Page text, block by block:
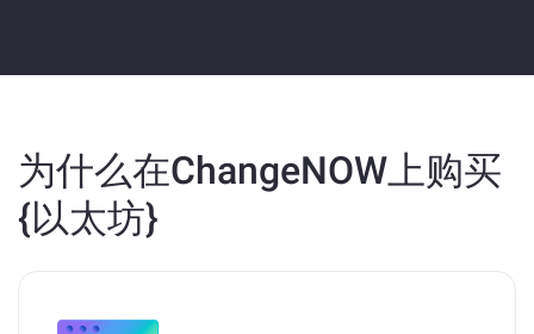
为什么在ChangeNOW上购买
{以太坊}